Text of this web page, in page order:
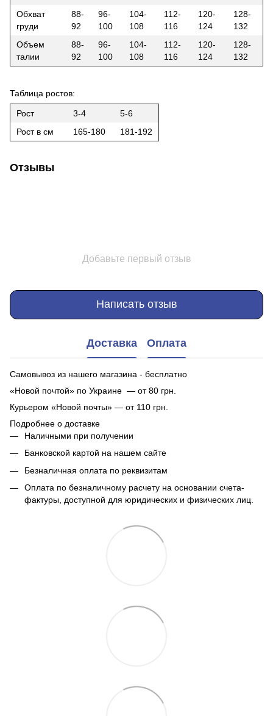
Обхват
груди
88-
92
96-
100
104-
108
112-
116
120-
124
128-
132
Объем
талии
88-
92
96-
100
104-
108
112-
116
120-
124
128-
132
Таблица ростов:
Рост 3-4
5-6
Рост в см
165-180 181-192
Отзывы
Добавьте первый отзыв
Написать отзыв
Доставка Оплата
Самовывоз из нашего магазина - бесплатно
«Новой почтой» по Украине — от 80 грн.
Курьером «Новой почты» — от 110 грн.
Подробнее о доставке
Наличными при получении
Банковской картой на нашем сайте
Безналичная оплата по реквизитам
Оплата по безналичному расчету на основании счета-
фактуры, доступной для юридических и физических лиц.